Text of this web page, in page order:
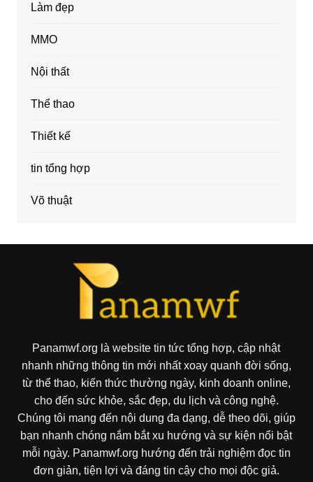
Làm đẹp
MMO
Nội thất
Thể thao
Thiết kế
tin tổng hợp
Võ thuật
Panamwf.org là website tin tức tổng hợp, cập nhật
nhanh những thông tin mới nhất xoay quanh đời sống,
từ thể thao, kiến thức thường ngày, kinh doanh online,
cho đến sức khỏe, sắc đẹp, du lịch và công nghệ.
Chúng tôi mang đến nội dung đa dạng, dễ theo dõi, giúp
bạn nhanh chóng nắm bắt xu hướng và sự kiện nổi bật
mỗi ngày. Panamwf.org hướng đến trải nghiệm đọc tin
đơn giản, tiện lợi và đáng tin cậy cho mọi độc giả.